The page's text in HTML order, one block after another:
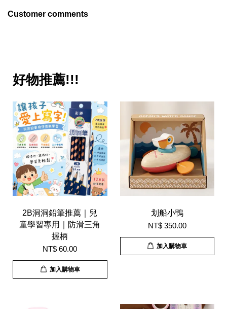
Customer comments
好物推薦!!!
2B洞洞鉛筆推薦｜兒
童學習專用｜防滑三角
握柄
NT$ 60.00
加入購物車
划船小鴨
NT$ 350.00
加入購物車